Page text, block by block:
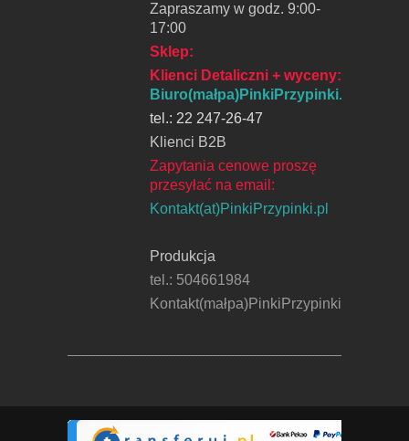
Zapraszamy w godz. 9:00-
17:00
Sklep:
Klienci Detaliczni + wyceny:
Biuro(małpa)PinkiPrzypinki.pl
tel.: 22 247-26-47
Klienci B2B
Zapytania cenowe proszę
przesyłać na email:
Kontakt(at)PinkiPrzypinki.pl
Produkcja
tel.: 504661984
Kontakt(małpa)PinkiPrzypinki.pl